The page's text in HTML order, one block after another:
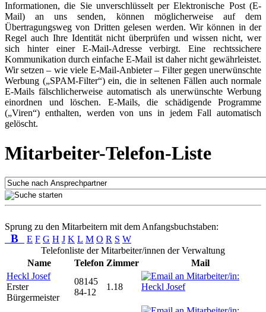
Informationen, die Sie unverschlüsselt per Elektronische Post (E-
Mail) an uns senden, können möglicherweise auf dem
Übertragungsweg von Dritten gelesen werden. Wir können in der
Regel auch Ihre Identität nicht überprüfen und wissen nicht, wer
sich hinter einer E-Mail-Adresse verbirgt. Eine rechtssichere
Kommunikation durch einfache E-Mail ist daher nicht gewährleistet.
Wir setzen – wie viele E-Mail-Anbieter – Filter gegen unerwünschte
Werbung („SPAM-Filter“) ein, die in seltenen Fällen auch normale
E-Mails fälschlicherweise automatisch als unerwünschte Werbung
einordnen und löschen. E-Mails, die schädigende Programme
(„Viren“) enthalten, werden von uns in jedem Fall automatisch
gelöscht.
Mitarbeiter-Telefon-Liste
Sprung zu den Mitarbeitern mit dem Anfangsbuchstaben:
B E F G H J K L M O R S W
Telefonliste der Mitarbeiter/innen der Verwaltung
Name
Telefon Zimmer
Mail
Heckl Josef
Erster
Bürgermeister
08145
84-12
1.18